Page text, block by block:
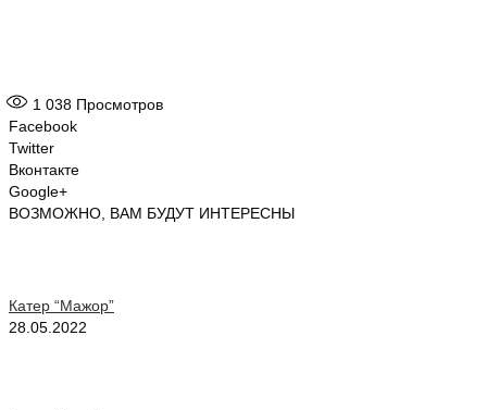
1 038 Просмотров
Facebook
Twitter
Вконтакте
Google+
ВОЗМОЖНО, ВАМ БУДУТ ИНТЕРЕСНЫ
Катер “Мажор”
28.05.2022